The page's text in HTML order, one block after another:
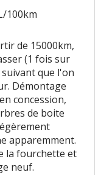
100km
de 15000km,
(1 fois sur
suivant que l'on
Démontage
concession,
de boite
apparemment.
la fourchette et
neuf.